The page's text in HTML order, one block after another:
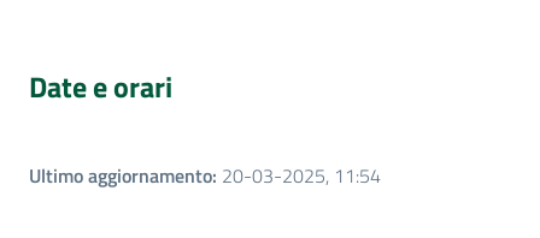
Date e orari
Ultimo aggiornamento: 20-03-2025, 11:54